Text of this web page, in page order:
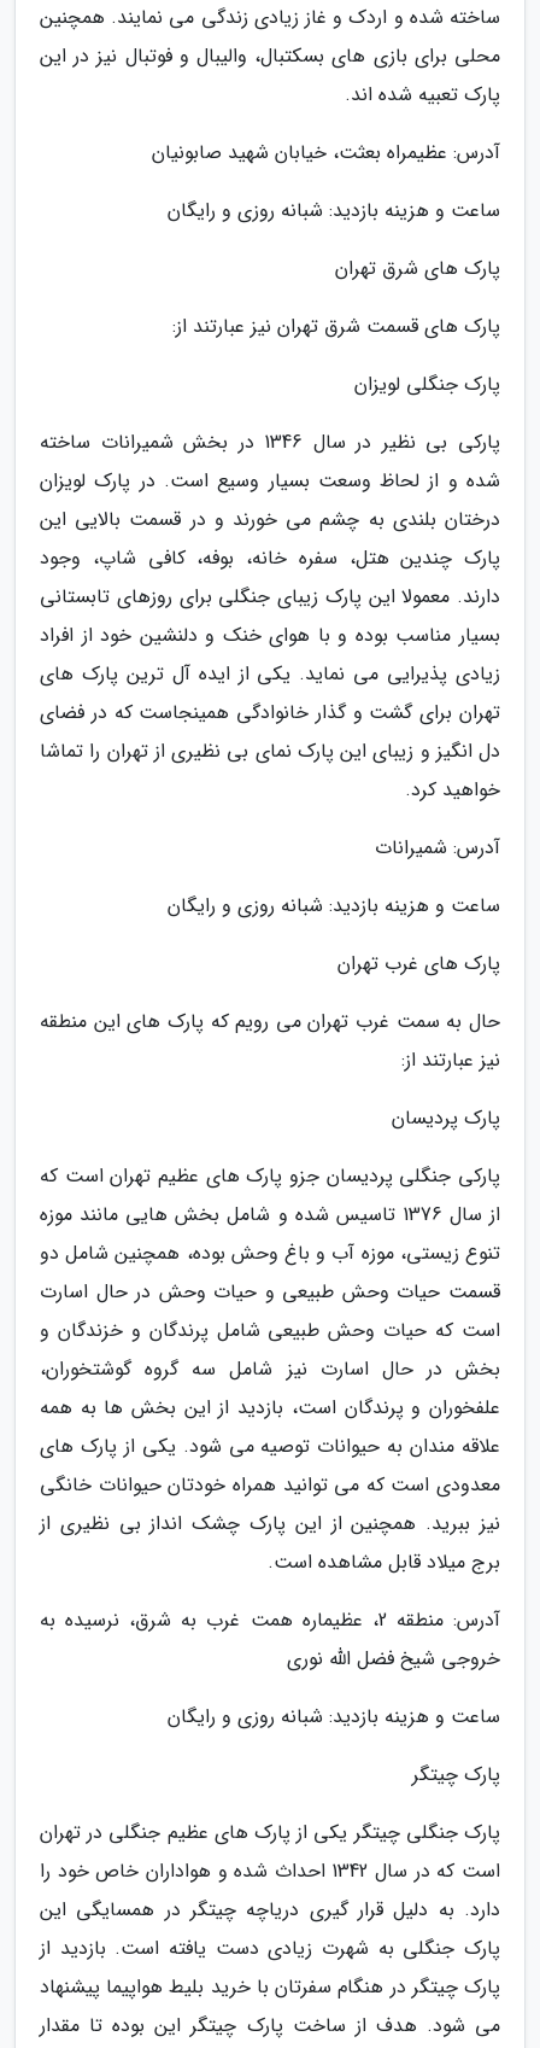
ساخته شده و اردک و غاز زیادی زندگی می نمایند. همچنین
محلی برای بازی های بسکتبال، والیبال و فوتبال نیز در این
پارک تعبیه شده اند.
آدرس: عظیمراه بعثت، خیابان شهید صابونیان
ساعت و هزینه بازدید: شبانه روزی و رایگان
پارک های شرق تهران
پارک های قسمت شرق تهران نیز عبارتند از:
پارک جنگلی لویزان
پارکی بی نظیر در سال 1346 در بخش شمیرانات ساخته
شده و از لحاظ وسعت بسیار وسیع است. در پارک لویزان
درختان بلندی به چشم می خورند و در قسمت بالایی این
پارک چندین هتل، سفره خانه، بوفه، کافی شاپ، وجود
دارند. معمولا این پارک زیبای جنگلی برای روزهای تابستانی
بسیار مناسب بوده و با هوای خنک و دلنشین خود از افراد
زیادی پذیرایی می نماید. یکی از ایده آل ترین پارک های
تهران برای گشت و گذار خانوادگی همینجاست که در فضای
دل انگیز و زیبای این پارک نمای بی نظیری از تهران را تماشا
خواهید کرد.
آدرس: شمیرانات
ساعت و هزینه بازدید: شبانه روزی و رایگان
پارک های غرب تهران
حال به سمت غرب تهران می رویم که پارک های این منطقه
نیز عبارتند از:
پارک پردیسان
پارکی جنگلی پردیسان جزو پارک های عظیم تهران است که
از سال 1376 تاسیس شده و شامل بخش هایی مانند موزه
تنوع زیستی، موزه آب و باغ وحش بوده، همچنین شامل دو
قسمت حیات وحش طبیعی و حیات وحش در حال اسارت
است که حیات وحش طبیعی شامل پرندگان و خزندگان و
بخش در حال اسارت نیز شامل سه گروه گوشتخوران،
علفخوران و پرندگان است، بازدید از این بخش ها به همه
علاقه مندان به حیوانات توصیه می شود. یکی از پارک های
معدودی است که می توانید همراه خودتان حیوانات خانگی
نیز ببرید. همچنین از این پارک چشک انداز بی نظیری از
برج میلاد قابل مشاهده است.
آدرس: منطقه 2، عظیماره همت غرب به شرق، نرسیده به
خروجی شیخ فضل الله نوری
ساعت و هزینه بازدید: شبانه روزی و رایگان
پارک چیتگر
پارک جنگلی چیتگر یکی از پارک های عظیم جنگلی در تهران
است که در سال 1342 احداث شده و هواداران خاص خود را
دارد. به دلیل قرار گیری دریاچه چیتگر در همسایگی این
پارک جنگلی به شهرت زیادی دست یافته است. بازدید از
پارک چیتگر در هنگام سفرتان با خرید بلیط هواپیما پیشنهاد
می شود. هدف از ساخت پارک چیتگر این بوده تا مقدار